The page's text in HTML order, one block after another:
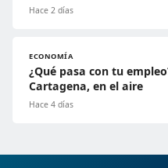
Hace 2 días
ECONOMÍA
¿Qué pasa con tu
Cartagena, en el aire
Hace 4 días